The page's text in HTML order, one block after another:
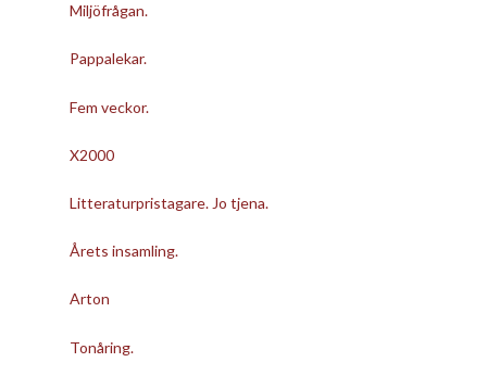
Miljöfrågan.
Pappalekar.
Fem veckor.
X2000
Litteraturpristagare. Jo tjena.
Årets insamling.
Arton
Tonåring.